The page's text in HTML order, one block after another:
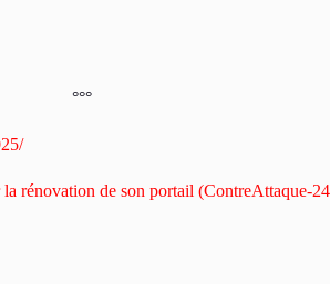
°°°
rénovation de son portail (ContreAttaque-